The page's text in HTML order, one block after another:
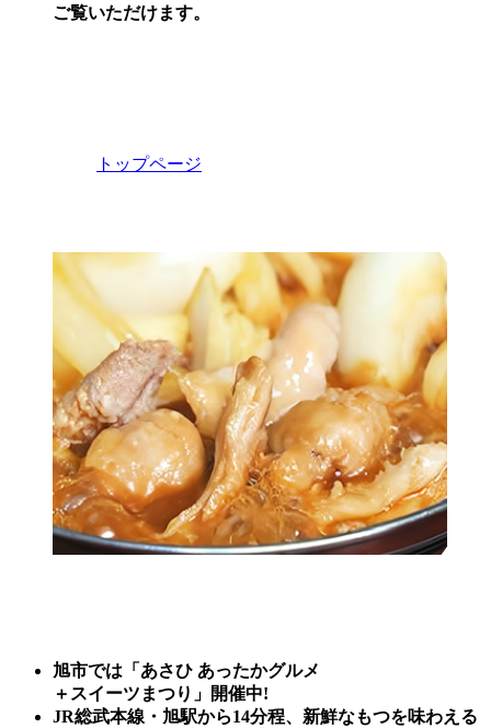
ご覧いただけます。
トップページ
旭市では 「あさひ あったかグルメ
＋ スイーツまつり」開催中!
JR総武本線・旭駅から14分程、 新鮮なもつを味わえる